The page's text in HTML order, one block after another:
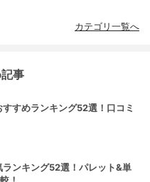
カテゴリ一覧へ
事
すめランキング52選！口コミ
ンキング52選！パレット&単